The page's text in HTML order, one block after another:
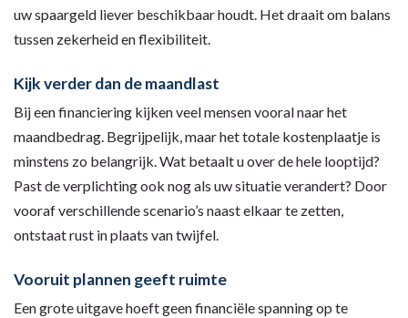
uw spaargeld liever beschikbaar houdt. Het draait om balans
tussen zekerheid en flexibiliteit.
Kijk verder dan de maandlast
Bij een financiering kijken veel mensen vooral naar het
maandbedrag. Begrijpelijk, maar het totale kostenplaatje is
minstens zo belangrijk. Wat betaalt u over de hele looptijd?
Past de verplichting ook nog als uw situatie verandert? Door
vooraf verschillende scenario’s naast elkaar te zetten,
ontstaat rust in plaats van twijfel.
Vooruit plannen geeft ruimte
Een grote uitgave hoeft geen financiële spanning op te